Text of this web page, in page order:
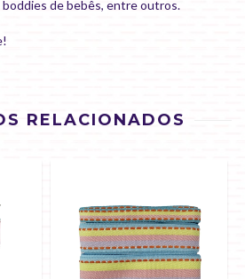
boddies de bebês, entre outros.
RELACIONADOS